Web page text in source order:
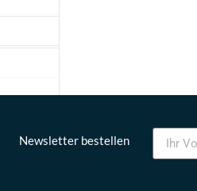
Newsletter bestellen